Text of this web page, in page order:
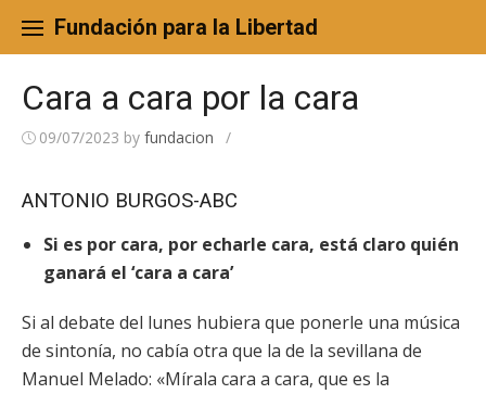
content
Fundación para la Libertad
Cara a cara por la cara
09/07/2023 by fundacion /
ANTONIO BURGOS-ABC
Si es por cara, por echarle cara, está claro quién
ganará el ‘cara a cara’
Si al debate del lunes hubiera que ponerle una música
de sintonía, no cabía otra que la de la sevillana de
Manuel Melado: «Mírala cara a cara, que es la